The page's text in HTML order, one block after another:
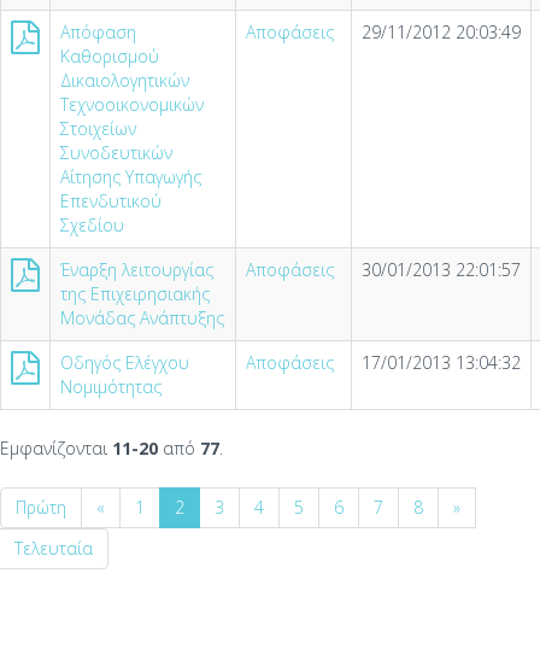
Απόφαση
Καθορισμού
Δικαιολογητικών
Τεχνοοικονομικών
Στοιχείων
Συνοδευτικών
Αίτησης Υπαγωγής
Επενδυτικού
Σχεδίου
Αποφάσεις 29/11/2012 20:03:49
Έναρξη λειτουργίας
της Επιχειρησιακής
Μονάδας Ανάπτυξης
Αποφάσεις 30/01/2013 22:01:57
Οδηγός Ελέγχου
Νομιμότητας
Αποφάσεις 17/01/2013 13:04:32
Εμφανίζονται 11-20 από 77.
Πρώτη « 1 2 3 4 5 6 7 8
»
Τελευταία